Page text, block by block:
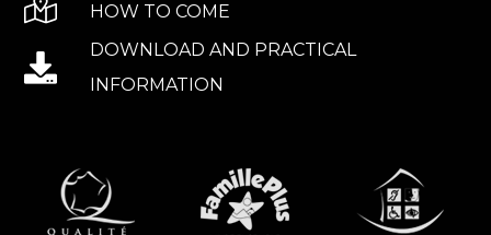
HOW TO COME
DOWNLOAD AND PRACTICAL
INFORMATION